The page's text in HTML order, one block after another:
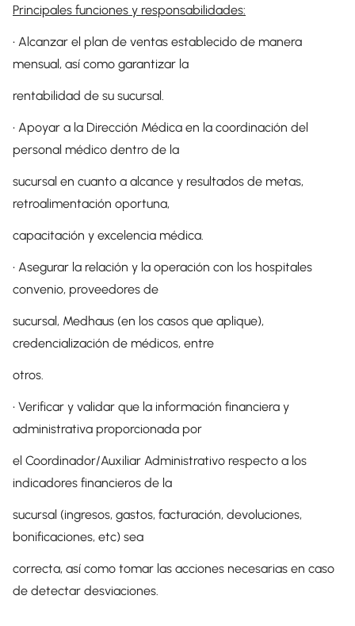
Principales funciones y responsabilidades:
• Alcanzar el plan de ventas establecido de manera
mensual, así como garantizar la
rentabilidad de su sucursal.
• Apoyar a la Dirección Médica en la coordinación del
personal médico dentro de la
sucursal en cuanto a alcance y resultados de metas,
retroalimentación oportuna,
capacitación y excelencia médica.
• Asegurar la relación y la operación con los hospitales
convenio, proveedores de
sucursal, Medhaus (en los casos que aplique),
credencialización de médicos, entre
otros.
• Verificar y validar que la información financiera y
administrativa proporcionada por
el Coordinador/Auxiliar Administrativo respecto a los
indicadores financieros de la
sucursal (ingresos, gastos, facturación, devoluciones,
bonificaciones, etc) sea
correcta, así como tomar las acciones necesarias en caso
de detectar desviaciones.